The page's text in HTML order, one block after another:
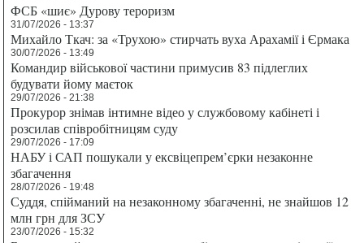
ФСБ «шиє» Дурову тероризм
31/07/2026 - 13:37
Михайло Ткач: за «Трухою» стирчать вуха Арахамії і Єрмака
30/07/2026 - 13:49
Командир військової частини примусив 83 підлеглих
будувати йому маєток
29/07/2026 - 21:38
Прокурор знімав інтимне відео у службовому кабінеті і
розсилав співробітницям суду
29/07/2026 - 17:09
НАБУ і САП пошукали у ексвіцепрем’єрки незаконне
збагачення
28/07/2026 - 19:48
Суддя, спійманий на незаконному збагаченні, не знайшов 12
млн грн для ЗСУ
23/07/2026 - 15:32